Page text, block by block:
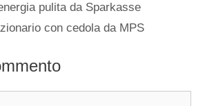
pulita da Sparkasse
con cedola da MPS